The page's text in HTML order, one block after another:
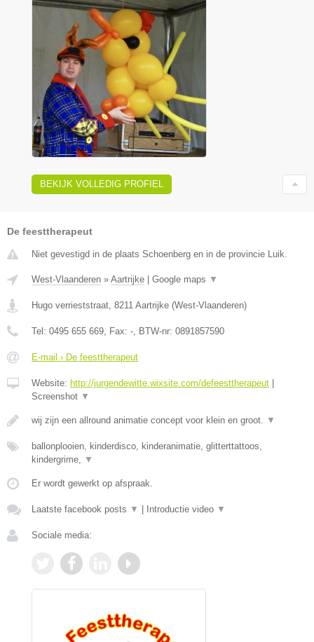
BEKIJK VOLLEDIG PROFIEL
De feesttherapeut
Niet gevestigd in de plaats Schoenberg en in de provincie Luik.
West-Vlaanderen » Aartrijke | Google maps ▼
Hugo verrieststraat 8211 Aartrijke (West-Vlaanderen)
Tel: 0495 655 669 , Fax: - , BTW-nr: 0891857590
E-mail › De feesttherapeut
Website: http://jurgendewitte.wixsite.com/defeesttherapeut |
Screenshot ▼
wij zijn een allround animatie concept voor klein en groot. ▼
ballonplooien, kinderdisco, kinderanimatie, glitterttattoos,
kindergrime,
▼
Er wordt gewerkt op afspraak.
Laatste facebook posts ▼ | Introductie video ▼
Sociale media: